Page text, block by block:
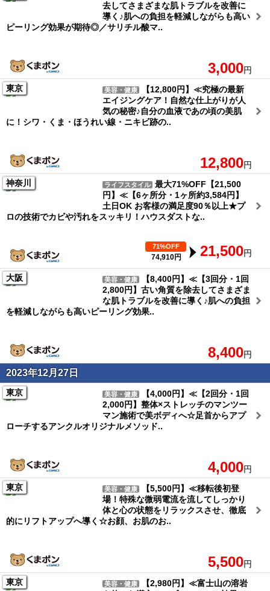
去してさまざまな肌トラブルを改善に
導く♪肌への負担を軽減しながらも高い
ピーリング効果が期待◎／サリチル酸マ..
3,000円
東京
美容・健康
【12,800円】≪究極の最新
エイジングケア！自然な仕上がりが人
気の秘密♪自分の血液であの頃の美肌
に！シワ・くま・ほうれい線・ニキビ跡の..
12,800円
神奈川
ライフスタイル 最大71%OFF【21,500
円】≪【6ヶ所分・1ヶ所約3,584円】
土日OK お客様の満足度90％以上★プ
ロの技術でカビや汚れをスッキリ！ハウスダストな..
71%OFF
74,910円 21,500円
大阪 美容・健康
【8,400円】≪【3回分・1回
2,800円】古い角質を除去してさまざま
な肌トラブルを改善に導く♪肌への負担
を軽減しながらも高いピーリング効果..
8,400円
2023年12月27日
東京 美容・健康
【4,000円】≪【2回分・1回
2,000円】整体×ストレッチのマンツー
マン施術で美ボディへ☆足首からアプ
ローチするアンクルオリジナルメソッド..
4,000円
東京
美容・健康
【5,500円】≪移転後初登
場！特殊な微弱電流を流してしっかり
体と心の状態をリラックスさせ、徹底
的にリフトアップへ導く☆お顔、お肌のお..
5,500円
東京
美容・健康
【2,980円】≪富士山の溶岩